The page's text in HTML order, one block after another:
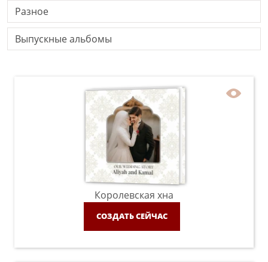
Разное
Выпускные альбомы
Королевская хна
СОЗДАТЬ СЕЙЧАС